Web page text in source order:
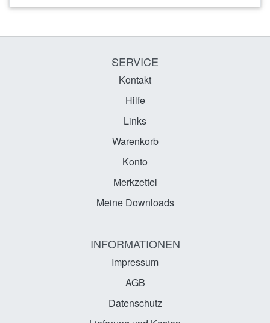
SERVICE
Kontakt
Hilfe
Links
Warenkorb
Konto
Merkzettel
Meine Downloads
INFORMATIONEN
Impressum
AGB
Datenschutz